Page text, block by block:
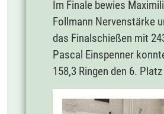
Im Finale bewies
Follmann Nervenstärke
das Finalschießen mit
Pascal Einspenner
158,3 Ringen den 6.